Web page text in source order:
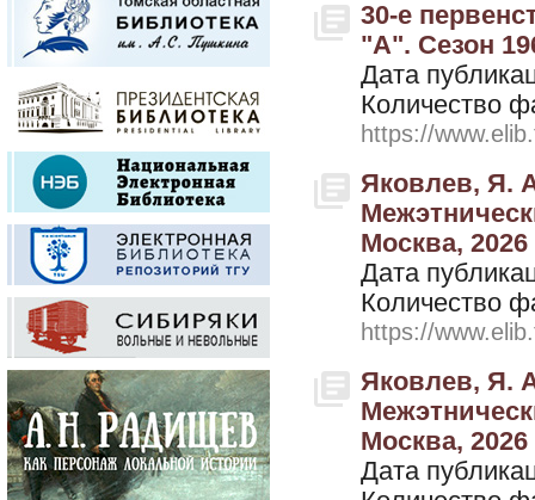
30-е
"А". Сезон
Дата
Количество
https://
Яковлев, Я.
Москва, 2026
Дата
Количество
https://
Яковлев, Я.
Москва, 2026
Дата